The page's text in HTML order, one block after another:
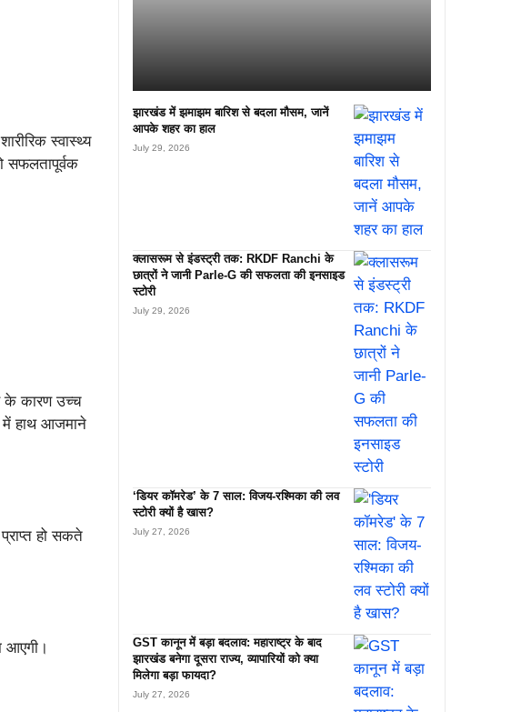
स्वास्थ्य
सफलतापूर्वक
के कारण उच्च
में हाथ आजमाने
हो सकते
आएगी।
झारखंड में झमाझम बारिश से बदला मौसम, जानें
आपके शहर का हाल
July 29, 2026
क्लासरूम से इंडस्ट्री तक: RKDF Ranchi के
छात्रों ने जानी Parle-G की सफलता की इनसाइड
स्टोरी
July 29, 2026
‘डियर कॉमरेड’ के 7 साल: विजय-रश्मिका की लव
स्टोरी क्यों है खास?
July 27, 2026
GST कानून में बड़ा बदलाव: महाराष्ट्र के बाद
झारखंड बनेगा दूसरा राज्य, व्यापारियों को क्या
मिलेगा बड़ा फायदा?
July 27, 2026